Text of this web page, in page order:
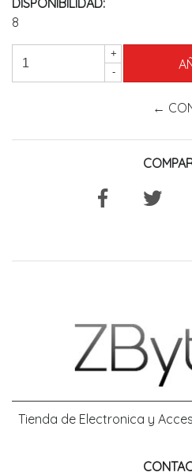
DISPONIBILIDAD:
8
+
-
←
Tienda de Electronica y